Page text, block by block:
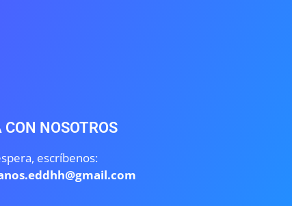
CON NOSOTROS
escríbenos: